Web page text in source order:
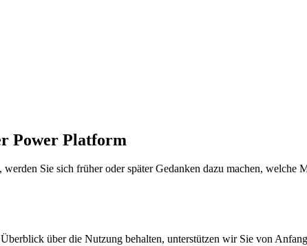
Power Platform
, werden Sie sich früher oder später Gedanken dazu machen,
über die Nutzung behalten, unterstützen wir Sie von